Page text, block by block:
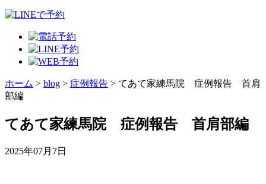
ホーム > blog > 症例報告 > てあて家練馬院 症例報告 首肩
部編
てあて家練馬院 症例報告 首肩部編
2025年07月7日